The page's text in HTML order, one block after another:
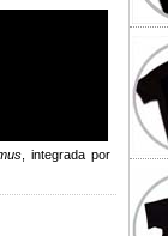
, integrada por